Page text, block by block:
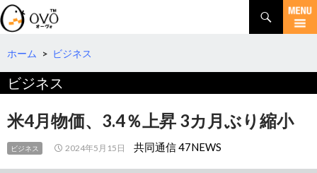
検
索
コ
テ
へ
移
動
ホーム > ビジネス
ビジネス
米4月物価、3.4％上昇 3カ月ぶり縮小
ビジネス 2024年5月15日 共同通信 47NEWS